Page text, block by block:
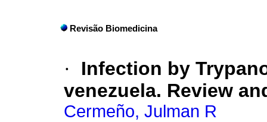
Revisão Biomedicina
·
Infection by
venezuela. Review
Cermeño, Julman R